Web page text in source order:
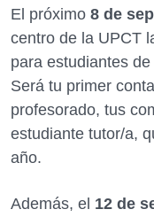
El próximo 8 de
centro de la UPCT
para estudiantes
Será tu primer
profesorado, tus
estudiante tutor/a,
año.
Además, el 12 de